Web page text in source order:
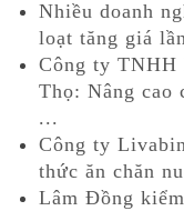
Nhiều doanh
loạt tăng giá
Công ty TNHH
Thọ: Nâng cao
...
Công ty
thức ăn chăn
Lâm Đồng